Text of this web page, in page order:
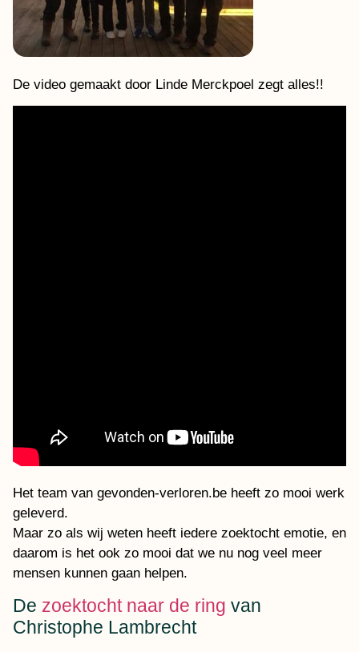
De video gemaakt door Linde Merckpoel zegt alles!!
Het team van gevonden-verloren.be heeft zo mooi werk
geleverd.
Maar zo als wij weten heeft iedere zoektocht emotie, en
daarom is het ook zo mooi dat we nu nog veel meer
mensen kunnen gaan helpen.
De zoektocht naar de ring van
Christophe Lambrecht